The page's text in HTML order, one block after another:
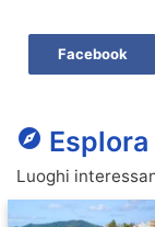
Facebook
explore Esplora
Luoghi